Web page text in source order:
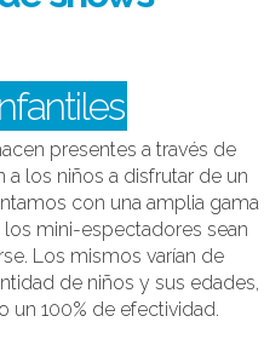
presentes a través de
los niños a disfrutar de un
con una amplia gama
mini-espectadores sean
Los mismos varían de
de niños y sus edades,